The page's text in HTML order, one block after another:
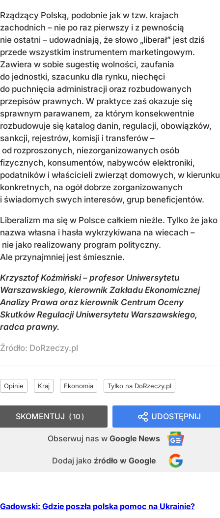
Rządzący Polską, podobnie jak w tzw. krajach
zachodnich – nie po raz pierwszy i z pewnością
nie ostatni – udowadniają, że słowo „liberał” jest dziś
przede wszystkim instrumentem marketingowym.
Zawiera w sobie sugestię wolności, zaufania
do jednostki, szacunku dla rynku, niechęci
do puchnięcia administracji oraz rozbudowanych
przepisów prawnych. W praktyce zaś okazuje się
sprawnym parawanem, za którym konsekwentnie
rozbudowuje się katalog danin, regulacji, obowiązków,
sankcji, rejestrów, komisji i transferów –
od rozproszonych, niezorganizowanych osób
fizycznych, konsumentów, nabywców elektroniki,
podatników i właścicieli zwierząt domowych, w kierunku
konkretnych, na ogół dobrze zorganizowanych
i świadomych swych interesów, grup beneficjentów.
Liberalizm ma się w Polsce całkiem nieźle. Tylko że jako
nazwa własna i hasła wykrzykiwana na wiecach –
nie jako realizowany program polityczny.
Ale przynajmniej jest śmiesznie.
Krzysztof Koźmiński – profesor Uniwersytetu
Warszawskiego, kierownik Zakładu Ekonomicznej
Analizy Prawa oraz kierownik Centrum Oceny
Skutków Regulacji Uniwersytetu Warszawskiego,
radca prawny.
Źródło: DoRzeczy.pl
Opinie Kraj Ekonomia Tylko na DoRzeczy.pl
UDOSTĘPNIJ
Obserwuj nas w Google News
Dodaj jako źródło w Google
SKOMENTUJ 10
Gadowski: Gdzie poszła polska pomoc na Ukrainie?